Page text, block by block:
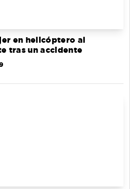
en helicóptero al
tras un accidente